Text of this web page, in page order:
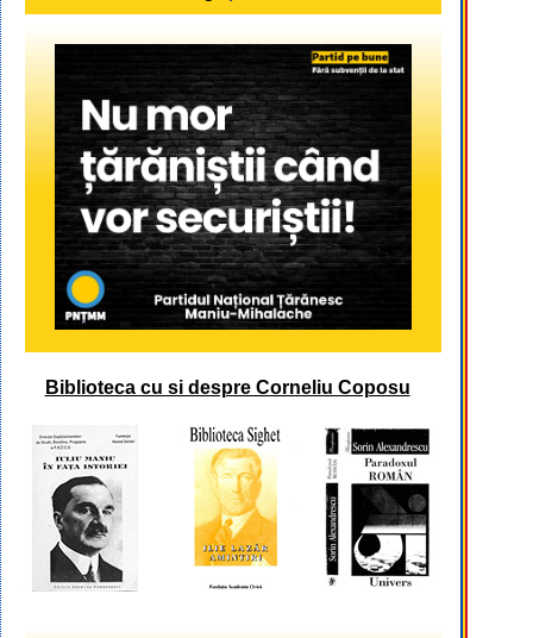
Biblioteca cu si despre Corneliu Coposu